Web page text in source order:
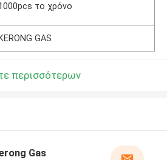
το χρόνο
GAS
περισσότερων
Gas